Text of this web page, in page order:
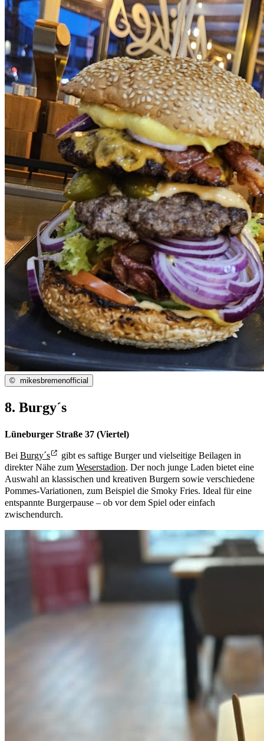
© mikesbremenofficial
8. Burgy´s
Lüneburger Straße 37 (Viertel)
Bei Burgy´s
gibt es saftige Burger und vielseitige Beilagen in
direkter Nähe zum Weserstadion. Der noch junge Laden bietet eine
Auswahl an klassischen und kreativen Burgern sowie verschiedene
Pommes-Variationen, zum Beispiel die Smoky Fries. Ideal für eine
entspannte Burgerpause – ob vor dem Spiel oder einfach
zwischendurch.